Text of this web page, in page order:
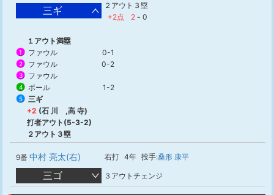
三ギ
２アウト３塁
+2点
2 - 0
１アウト満塁
1 ファウル 0-1
2 ファウル 0-2
3 ファウル
4 ボール 1-2
5
三ギ
+2 (石 川 ,高 寺)
打者アウト(5-3-2)
２アウト３塁
9番 中村 亮太(右) 右打 4年 投手:桑形 康平
三ゴ ３アウトチェンジ